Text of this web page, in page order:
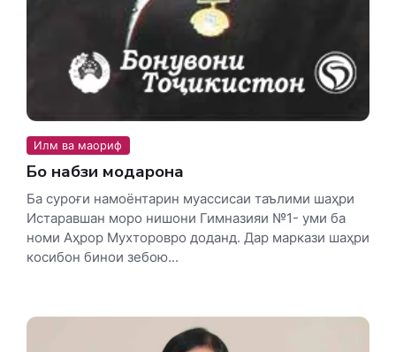
Илм ва маориф
Бо набзи модарона
Ба суроғи намоёнтарин муассисаи таълими шаҳри
Истаравшан моро нишони Гимназияи №1- уми ба
номи Аҳрор Мухторовро доданд. Дар маркази шаҳри
косибон бинои зебою...